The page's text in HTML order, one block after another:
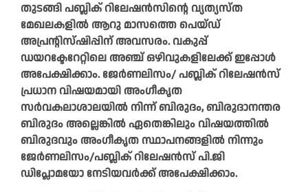
തുടങ്ങി പബ്ലിക് റിലേഷൻസിന്റെ വ്യത്യസ്ത
മേഖലകളിൽ ആറു മാസത്തെ പെയ്ഡ്
അപ്രന്റിസ്ഷിപ്പിന് അവസരം. വകുപ്പ്
ഡയറക്ടേറേറ്റിലെ അഞ്ച് ഒഴിവുകളിലേക്ക് ഇപ്പോൾ
അപേക്ഷിക്കാം. ജേർണലിസം/ പബ്ലിക് റിലേഷൻസ്
പ്രധാന വിഷയമായി അംഗീകൃത
സർവകലാശാലയിൽ നിന്ന് ബിരുദം, ബിരുദാനന്തര
ബിരുദം അല്ലെങ്കിൽ ഏതെങ്കിലും വിഷയത്തിൽ
ബിരുദവും അംഗീകൃത സ്ഥാപനങ്ങളിൽ നിന്നും
ജേർണലിസം/പബ്ലിക് റിലേഷൻസ് പി.ജി
ഡിപ്ലോമയോ നേടിയവർക്ക് അപേക്ഷിക്കാം.